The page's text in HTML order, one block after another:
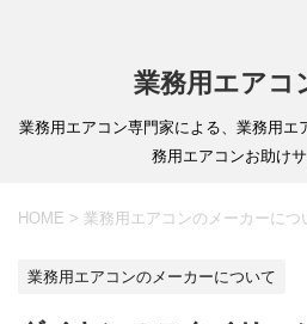
業務用エアコ
業務用エアコン専門家による、業務用エ
務用エアコンお助けサ
HOME > 業務用エアコンのメーカーにつ
業務用エアコンのメーカーについて